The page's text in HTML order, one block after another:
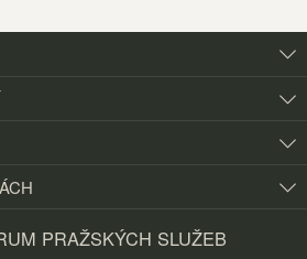
PRAŽSKÝCH SLUŽEB